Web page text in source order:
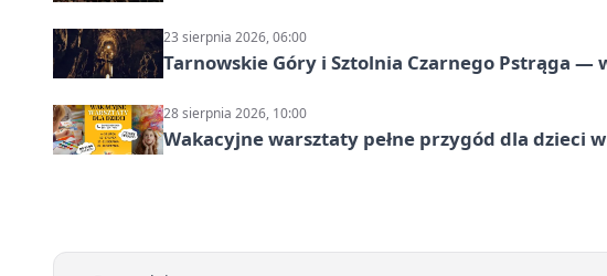
23 sierpnia 2026, 06:00
Tarnowskie Góry i Sztolnia Czarnego Pstrąga —
28 sierpnia 2026, 10:00
Wakacyjne warsztaty pełne przygód dla dzieci